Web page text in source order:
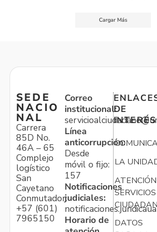
Cargar Más
SEDE
NACIO
NAL
Carrera
85D No.
46A – 65
Complejo
logístico
San
Cayetano
Conmutador:
+57 (601)
7965150
Correo
institucional:
Línea
anticorrupción:
Desde
móvil o fijo:
157
Notificaciones
judiciales:
Horario de
DE
INTERÉS
LA
ATENCIÓN
SERVICIOS
DATOS